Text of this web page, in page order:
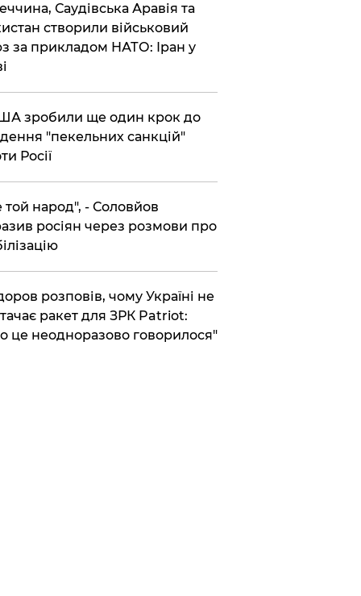
Саудівська Аравія та
створили військовий
за прикладом НАТО: Іран у
зробили ще один крок до
"пекельних санкцій"
Росії
той народ", - Соловйов
росіян через розмови про
розповів, чому Україні не
ракет для ЗРК Patriot:
це неодноразово говорилося"